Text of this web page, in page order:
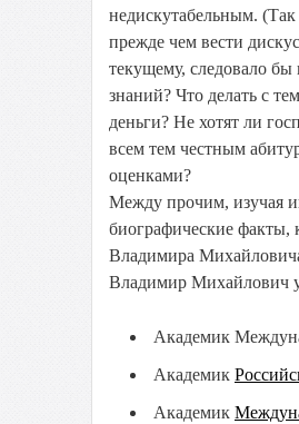
недискутабельным.
прежде чем вести
текущему, следовало бы
знаний? Что делать с
деньги? Не хотят ли
всем тем честным
оценками?
Между прочим, изучая
биографические факты,
Владимира
Владимир Михайлович у
Академик
Академик
Академик